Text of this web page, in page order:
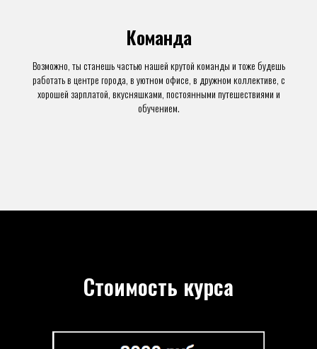
Команда
Возможно, ты станешь частью нашей крутой команды и тоже будешь
работать в центре города, в уютном офисе, в дружном коллективе, с
хорошей зарплатой, вкусняшками, постоянными путешествиями и
обучением.
Стоимость курса